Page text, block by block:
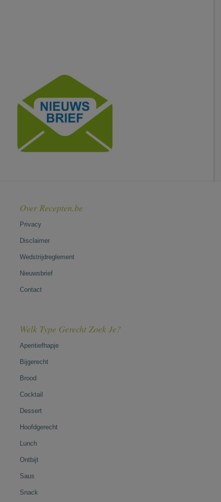
Over Recepten.be
Privacy
Disclaimer
Wedstrijdreglement
Nieuwsbrief
Contact
Welk Type Gerecht Zoek Je?
Aperitiefhapje
Bijgerecht
Brood
Cocktail
Dessert
Hoofdgerecht
Lunch
Ontbijt
Saus
Snack